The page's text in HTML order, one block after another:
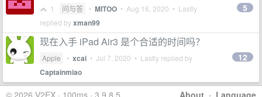
1 问与答 • MITOO • Aug 16, 2020 • Lastly
replied byxman99
5
现在入手 iPad Air3 是个合适的时间吗？
Apple • xcai • Jul 7, 2020 • Lastly replied by
Captainmiao
12
About · Language
© 2026 V2EX · 100ms · 3.9.8.5